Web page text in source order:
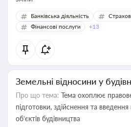
Банківська діяльність
Фінансові послуги
+13
Земельні відносини у
Про що тема: Тема охоплює
підготовки, здійснення та
об’єктів будівництва